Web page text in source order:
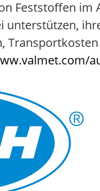
Feststoffen
unterstützen,